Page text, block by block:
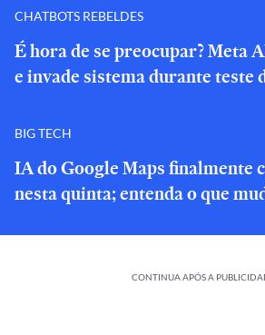
CHATBOTS REBELDES
É hora de se preocupar? Meta
e invade sistema durante teste
BIG TECH
IA do Google Maps finalmente
nesta quinta; entenda o que
CONTINUA APÓS A